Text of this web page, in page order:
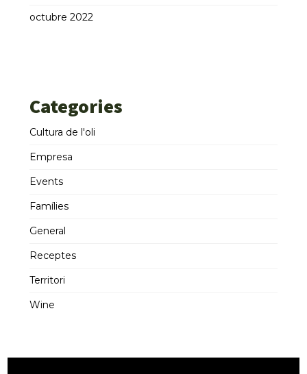
octubre 2022
Categories
Cultura de l'oli
Empresa
Events
Famílies
General
Receptes
Territori
Wine